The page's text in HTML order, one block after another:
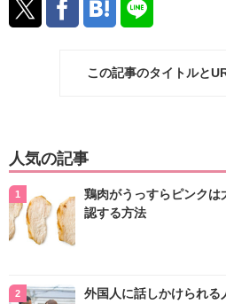
この記事のタイトルと
人気の記事
鶏肉がうっすらピンク
認する方法
外国人に話しかけられ